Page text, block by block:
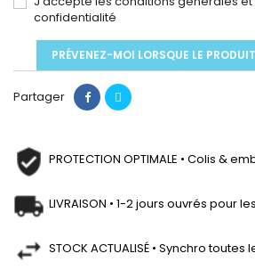
confidentialité
PRÉVENEZ-MOI LORSQUE LE
Partager
PROTECTION OPTIMALE • Colis &
LIVRAISON • 1-2 jours ouvrés pour
STOCK ACTUALISÉ • Synchro toutes